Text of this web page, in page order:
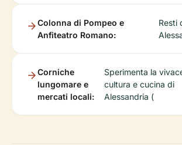
Colonna di Pompeo e
Anfiteatro Romano:
Resti
Corniche
lungomare e
mercati locali:
Sperimenta la
cultura e cucina di
Alessandria (